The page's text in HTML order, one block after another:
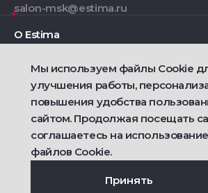
salon-msk@estima.ru
О Estima
Дизайнерам
Фирменные салоны
2021 — 2026 © Estima
Политика конфиденциальности
Договор публичной оферты о
Ametist IT
Мы используем файлы Cookie
улучшения работы,
повышения удобства
сайтом. Продолжая посещать
соглашаетесь на
файлов Cookie.
Принять